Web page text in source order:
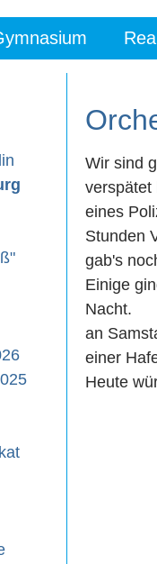
Wir sind
verspätet
eines
Stunden
gab's
Einige
Nacht.
an
einer
Heute